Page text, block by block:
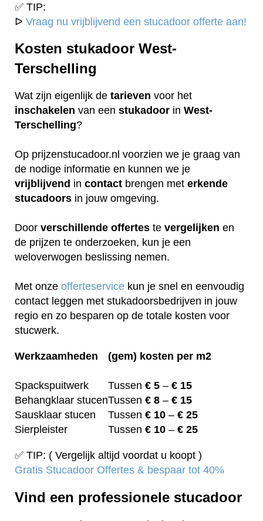
✅ TIP:
ᐅ Vraag nu vrijblijvend een stucadoor offerte aan!
Kosten stukadoor West-
Terschelling
Wat zijn eigenlijk de tarieven voor het
inschakelen van een stukadoor in West-
Terschelling?
Op prijzenstucadoor.nl voorzien we je graag van
de nodige informatie en kunnen we je
vrijblijvend in contact brengen met erkende
stucadoors in jouw omgeving.
Door verschillende offertes te vergelijken en
de prijzen te onderzoeken, kun je een
weloverwogen beslissing nemen.
Met onze offerteservice kun je snel en eenvoudig
contact leggen met stukadoorsbedrijven in jouw
regio en zo besparen op de totale kosten voor
stucwerk.
Werkzaamheden (gem) kosten per m2
Spackspuitwerk Tussen € 5 – € 15
Behangklaar stucenTussen € 8 – € 15
Sausklaar stucen
Tussen € 10 – € 25
Sierpleister
Tussen € 10 – € 25
✅ TIP: ( Vergelijk altijd voordat u koopt )
Gratis Stucadoor Offertes & bespaar tot 40%
Vind een professionele stucadoor